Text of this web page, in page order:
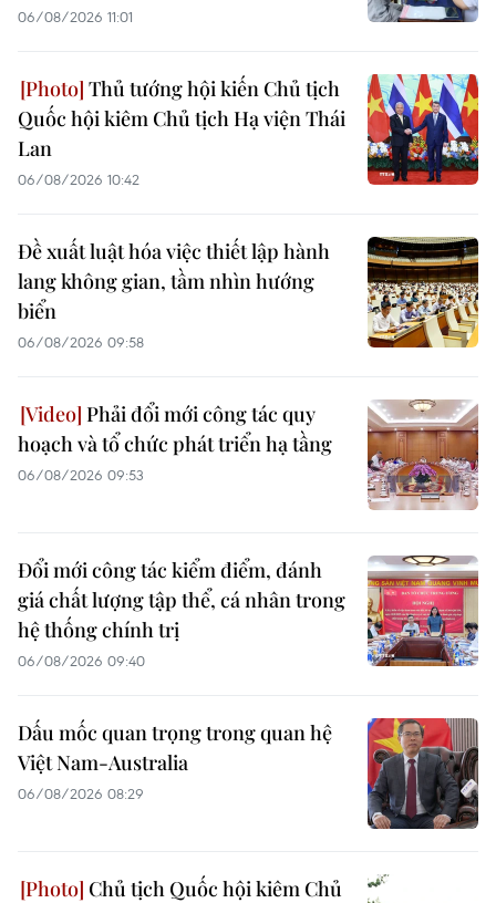
06/08/2026 11:01
Thủ tướng hội kiến Chủ tịch
Quốc hội kiêm Chủ tịch Hạ viện Thái
Lan
06/08/2026 10:42
Đề xuất luật hóa việc thiết lập hành
lang không gian, tầm nhìn hướng
biển
06/08/2026 09:58
Phải đổi mới công tác quy
hoạch và tổ chức phát triển hạ tầng
06/08/2026 09:53
Đổi mới công tác kiểm điểm, đánh
giá chất lượng tập thể, cá nhân trong
hệ thống chính trị
06/08/2026 09:40
Dấu mốc quan trọng trong quan hệ
Việt Nam-Australia
06/08/2026 08:29
Chủ tịch Quốc hội kiêm Chủ